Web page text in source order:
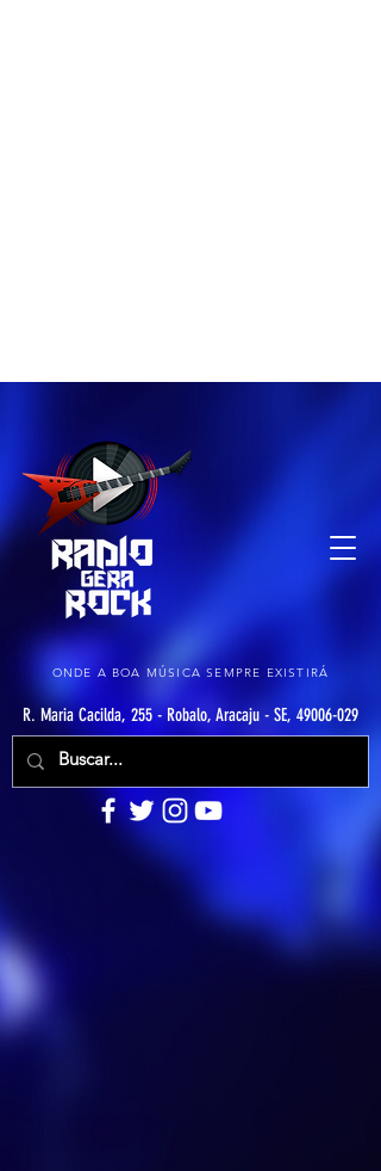
ONDE A BOA MÚSICA SEMPRE EXISTIRÁ
R. Maria Cacilda, 255 - Robalo, Aracaju - SE, 49006-029